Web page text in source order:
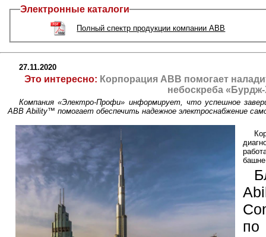
Электронные каталоги
Полный спектр продукции компании ABB
27.11.2020
Это интересно: Корпорация ABB помогает
небоскреба
Компания «Электро-Профи» информирует, что успешное
ABB Ability™ помогает обеспечить надежное электроснабжение
по